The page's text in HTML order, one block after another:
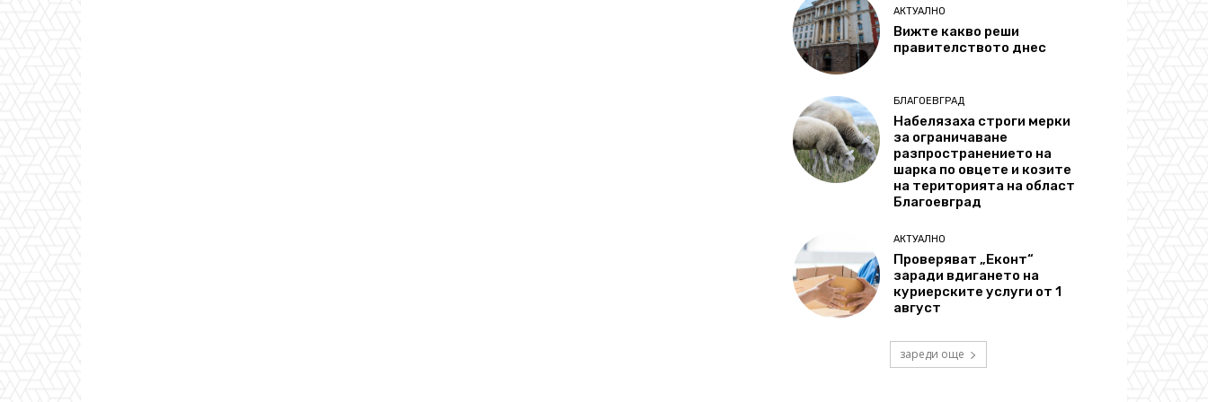
АКТУАЛНО
Вижте какво реши
правителството днес
БЛАГОЕВГРАД
Набелязаха строги мерки
за ограничаване
разпространението на
шарка по овцете и козите
на територията на област
Благоевград
АКТУАЛНО
Проверяват „Еконт“
заради вдигането на
куриерските услуги от 1
август
зареди още